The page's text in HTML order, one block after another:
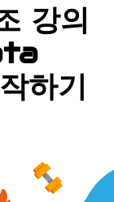
강의
하기